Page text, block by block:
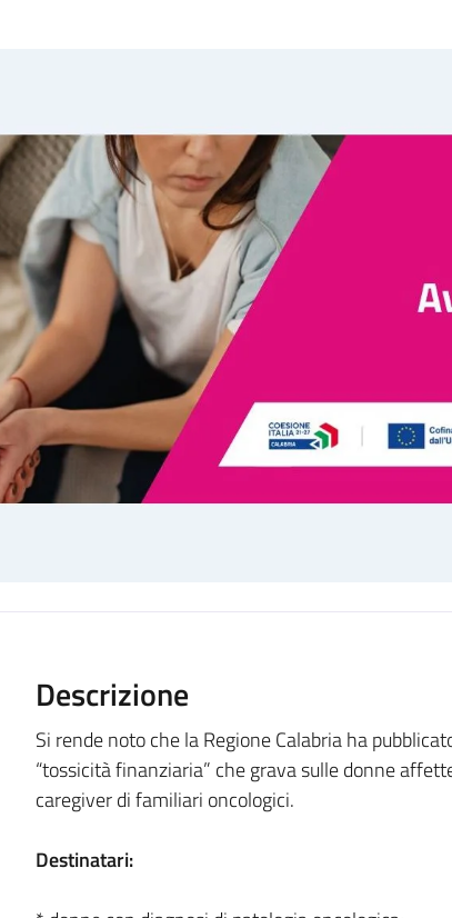
Descrizione
Si rende noto che la Regione Calabria ha
“tossicità finanziaria” che grava sulle donne
caregiver di familiari oncologici.
Destinatari: